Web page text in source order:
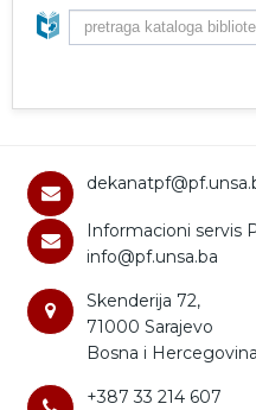
Informacioni servis
info@pf.unsa.ba
Skenderija 72,
71000 Sarajevo
Bosna i Hercegovina
+387 33 214 607